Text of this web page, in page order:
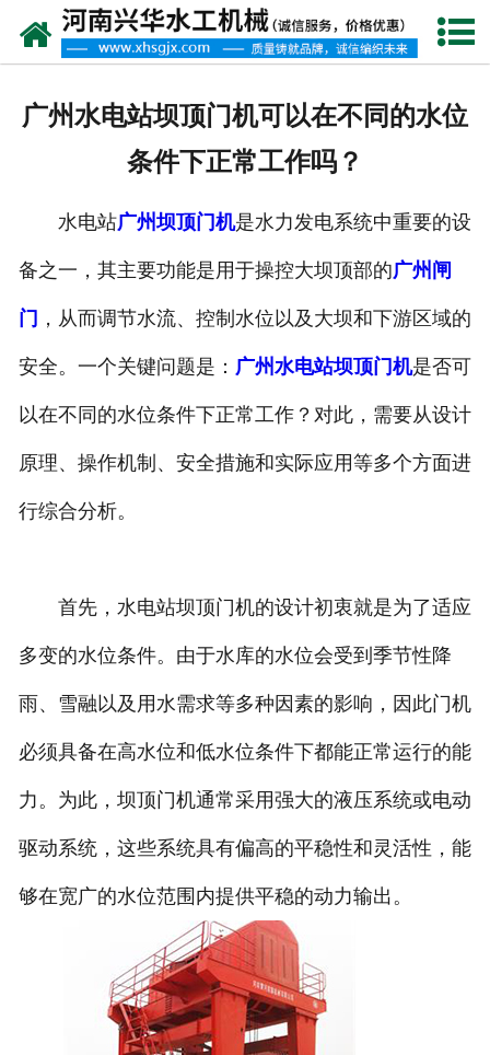
网站首页
资质荣誉
联系我们
广州水电站坝顶门机可以在不同的水位
条件下正常工作吗？
水电站广州坝顶门机是水力发电系统中重要的设
备之一，其主要功能是用于操控大坝顶部的广州闸
门 ，从而调节水流、控制水位以及大坝和下游区域的
安全。一个关键问题是： 广州水电站坝顶门机是否可
以在不同的水位条件下正常工作？对此，需要从设计
原理、操作机制、安全措施和实际应用等多个方面进
行综合分析。
首先，水电站坝顶门机的设计初衷就是为了适应
多变的水位条件。由于水库的水位会受到季节性降
雨、雪融以及用水需求等多种因素的影响，因此门机
必须具备在高水位和低水位条件下都能正常运行的能
力。为此，坝顶门机通常采用强大的液压系统或电动
驱动系统，这些系统具有偏高的平稳性和灵活性，能
够在宽广的水位范围内提供平稳的动力输出。